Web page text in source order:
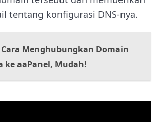
tentang konfigurasi DNS-nya.
Cara Menghubungkan Domain
ke aaPanel, Mudah!